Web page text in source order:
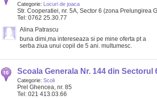
Categorie: Locuri de joaca
Str. Cooperatiei, nr. 5A, Sector 6 (zona Prelungirea
Tel: 0762 25.30.77
Alina Patrascu
buna dimi,ma intereseaza si pe mine oferta pt a
serba ziua unui copil de 5 ani. multumesc.
Scoala Generala Nr. 144 din Sectorul
Categorie: Scoli
Prel Ghencea, nr. 85
Tel: 021 413.03.66